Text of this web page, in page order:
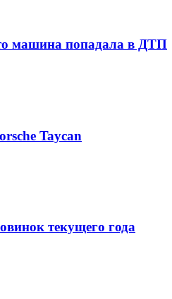
машина попадала в ДТП
Taycan
текущего года